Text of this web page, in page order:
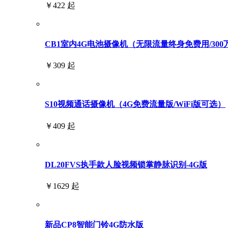
￥422 起
CB1室内4G电池摄像机（无限流量终身免费用/300
￥309 起
S10视频通话摄像机（4G免费流量版/WiFi版可选）
￥409 起
DL20FVS执手款人脸视频锁掌静脉识别-4G版
￥1629 起
新品CP8智能门铃4G防水版